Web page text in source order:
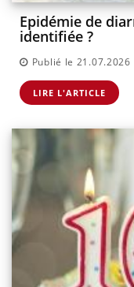
Epidémie de
identifiée ?
Publié le 21.07.2026
LIRE L'ARTICLE